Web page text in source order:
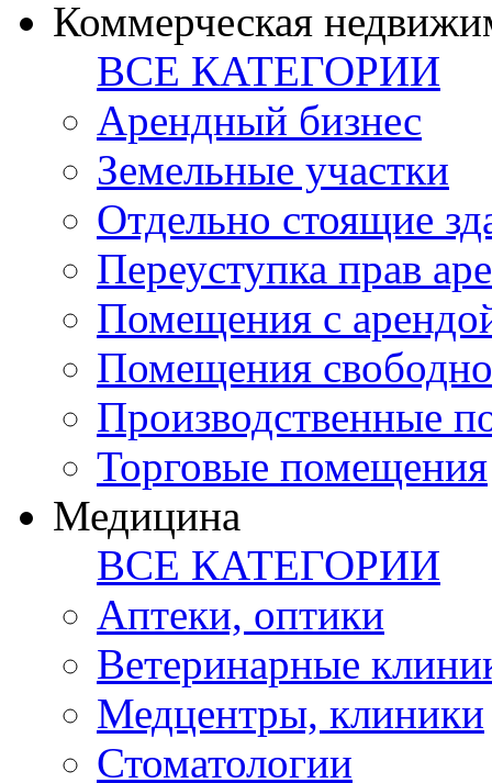
Коммерческая
ВСЕ КАТЕГОРИИ
Арендный бизнес
Земельные участки
Отдельно стоящие
Переуступка прав
Помещения с
Помещения
Производственные
Торговые помещения
Медицина
ВСЕ КАТЕГОРИИ
Аптеки, оптики
Ветеринарные
Медцентры, клиники
Стоматологии